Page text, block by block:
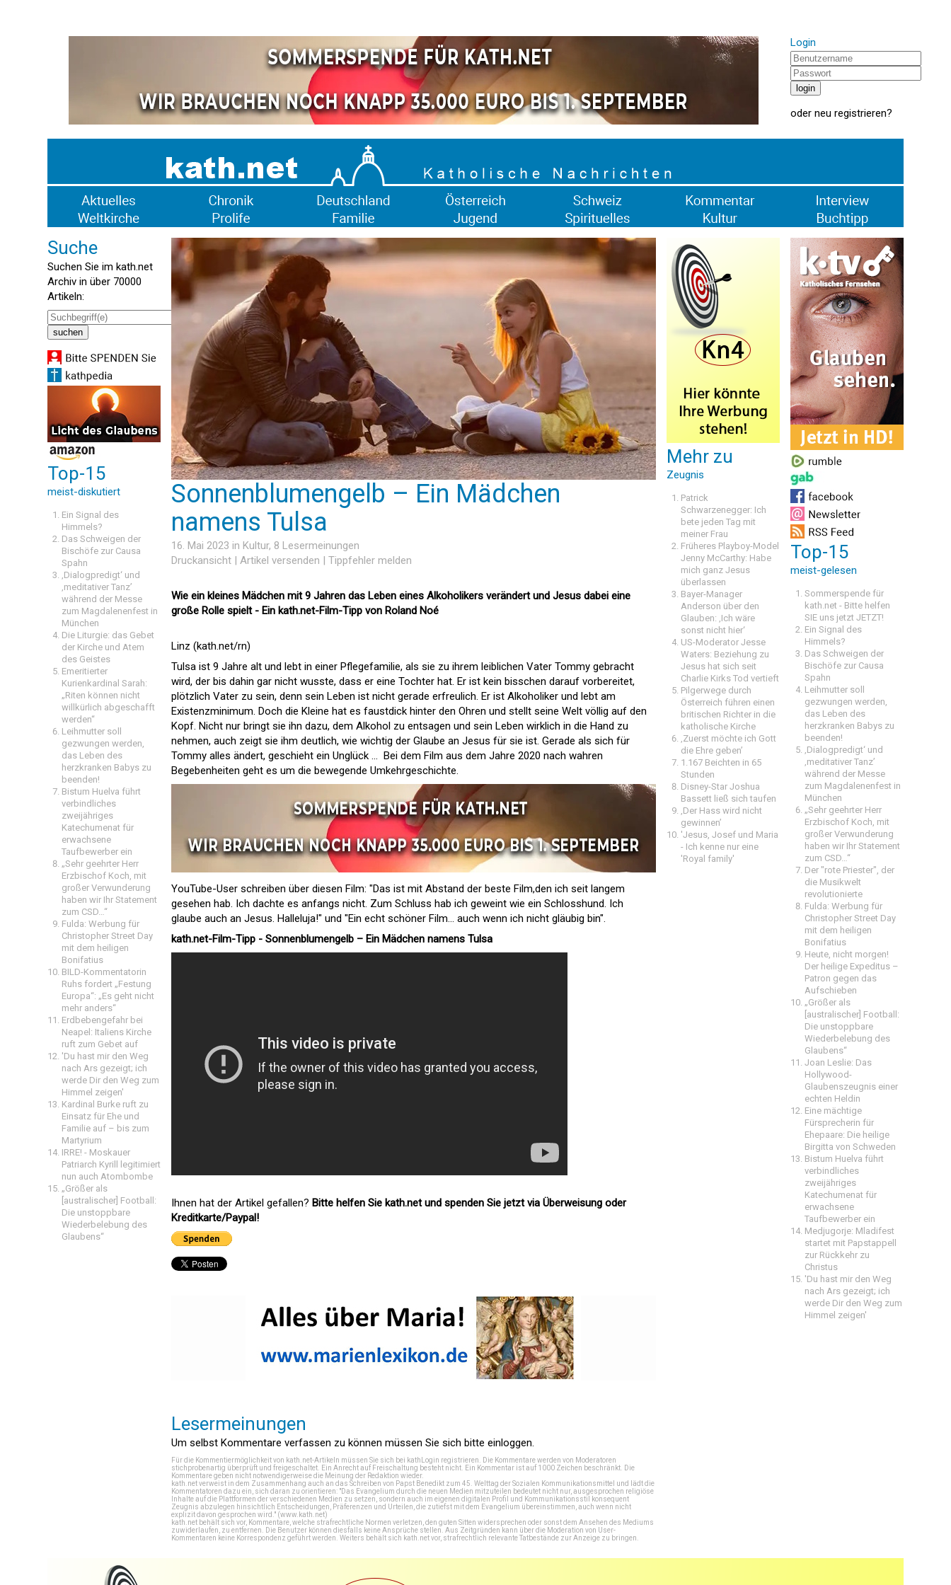
Login
oder neu registrieren?
Suche
Suchen Sie im kath.net
Archiv in über 70000
Artikeln:
Top-15
meist-diskutiert
Ein Signal des
Himmels?
Das Schweigen der
Bischöfe zur Causa
Spahn
‚Dialogpredigt‘ und
‚meditativer Tanz’
während der Messe
zum Magdalenenfest in
München
Die Liturgie: das Gebet
der Kirche und Atem
des Geistes
Emeritierter
Kurienkardinal Sarah:
„Riten können nicht
willkürlich abgeschafft
werden“
Leihmutter soll
gezwungen werden,
das Leben des
herzkranken Babys zu
beenden!
Bistum Huelva führt
verbindliches
zweijähriges
Katechumenat für
erwachsene
Taufbewerber ein
„Sehr geehrter Herr
Erzbischof Koch, mit
großer Verwunderung
haben wir Ihr Statement
zum CSD…“
Fulda: Werbung für
Christopher Street Day
mit dem heiligen
Bonifatius
BILD-Kommentatorin
Ruhs fordert „Festung
Europa“: „Es geht nicht
mehr anders“
Erdbebengefahr bei
Neapel: Italiens Kirche
ruft zum Gebet auf
'Du hast mir den Weg
nach Ars gezeigt; ich
werde Dir den Weg zum
Himmel zeigen'
Kardinal Burke ruft zu
Einsatz für Ehe und
Familie auf – bis zum
Martyrium
IRRE! - Moskauer
Patriarch Kyrill legitimiert
nun auch Atombombe
„Größer als
[australischer] Football:
Die unstoppbare
Wiederbelebung des
Glaubens“
Sonnenblumengelb – Ein Mädchen
namens Tulsa
16. Mai 2023 in Kultur, 8 Lesermeinungen
Druckansicht | Artikel versenden | Tippfehler melden
Wie ein kleines Mädchen mit 9 Jahren das Leben eines Alkoholikers verändert und Jesus dabei eine
große Rolle spielt - Ein kath.net-Film-Tipp von Roland Noé
Linz (kath.net/rn)
Tulsa ist 9 Jahre alt und lebt in einer Pflegefamilie, als sie zu ihrem leiblichen Vater Tommy gebracht
wird, der bis dahin gar nicht wusste, dass er eine Tochter hat. Er ist kein bisschen darauf vorbereitet,
plötzlich Vater zu sein, denn sein Leben ist nicht gerade erfreulich. Er ist Alkoholiker und lebt am
Existenzminimum. Doch die Kleine hat es faustdick hinter den Ohren und stellt seine Welt völlig auf den
Kopf. Nicht nur bringt sie ihn dazu, dem Alkohol zu entsagen und sein Leben wirklich in die Hand zu
nehmen, auch zeigt sie ihm deutlich, wie wichtig der Glaube an Jesus für sie ist. Gerade als sich für
Tommy alles ändert, geschieht ein Unglück ... Bei dem Film aus dem Jahre 2020 nach wahren
Begebenheiten geht es um die bewegende Umkehrgeschichte.
YouTube-User schreiben über diesen Film: "Das ist mit Abstand der beste Film,den ich seit langem
gesehen hab. Ich dachte es anfangs nicht. Zum Schluss hab ich geweint wie ein Schlosshund. Ich
glaube auch an Jesus. Halleluja!" und "Ein echt schöner Film... auch wenn ich nicht gläubig bin".
kath.net-Film-Tipp - Sonnenblumengelb – Ein Mädchen namens Tulsa
Ihnen hat der Artikel gefallen? Bitte helfen Sie kath.net und spenden Sie jetzt via Überweisung oder
Kreditkarte/Paypal!
Lesermeinungen
Um selbst Kommentare verfassen zu können müssen Sie sich bitte einloggen.
Für die Kommentiermöglichkeit von kath.net-Artikeln müssen Sie sich bei kathLogin registrieren . Die Kommentare werden von Moderatoren
stichprobenartig überprüft und freigeschaltet. Ein Anrecht auf Freischaltung besteht nicht. Ein Kommentar ist auf 1000 Zeichen beschränkt. Die
Kommentare geben nicht notwendigerweise die Meinung der Redaktion wieder.
kath.net verweist in dem Zusammenhang auch an das Schreiben von Papst Benedikt zum 45. Welttag der Sozialen Kommunikationsmittel und lädt die
Kommentatoren dazu ein, sich daran zu orientieren: "Das Evangelium durch die neuen Medien mitzuteilen bedeutet nicht nur, ausgesprochen religiöse
Inhalte auf die Plattformen der verschiedenen Medien zu setzen, sondern auch im eigenen digitalen Profil und Kommunikationsstil konsequent
Zeugnis abzulegen hinsichtlich Entscheidungen, Präferenzen und Urteilen, die zutiefst mit dem Evangelium übereinstimmen, auch wenn nicht
explizit davon gesprochen wird." (www.kath.net)
kath.net behält sich vor, Kommentare, welche strafrechtliche Normen verletzen, den guten Sitten widersprechen oder sonst dem Ansehen des Mediums
zuwiderlaufen, zu entfernen. Die Benutzer können diesfalls keine Ansprüche stellen. Aus Zeitgründen kann über die Moderation von User-
Kommentaren keine Korrespondenz geführt werden. Weiters behält sich kath.net vor, strafrechtlich relevante Tatbestände zur Anzeige zu bringen.
Mehr zu
Zeugnis
Patrick
Schwarzenegger: Ich
bete jeden Tag mit
meiner Frau
Früheres Playboy-Model
Jenny McCarthy: Habe
mich ganz Jesus
überlassen
Bayer-Manager
Anderson über den
Glauben: ‚Ich wäre
sonst nicht hier‘
US-Moderator Jesse
Waters: Beziehung zu
Jesus hat sich seit
Charlie Kirks Tod vertieft
Pilgerwege durch
Österreich führen einen
britischen Richter in die
katholische Kirche
‚Zuerst möchte ich Gott
die Ehre geben’
1.167 Beichten in 65
Stunden
Disney-Star Joshua
Bassett ließ sich taufen
‚Der Hass wird nicht
gewinnen’
'Jesus, Josef und Maria
- Ich kenne nur eine
'Royal family'
Top-15
meist-gelesen
Sommerspende für
kath.net - Bitte helfen
SIE uns jetzt JETZT!
Ein Signal des
Himmels?
Das Schweigen der
Bischöfe zur Causa
Spahn
Leihmutter soll
gezwungen werden,
das Leben des
herzkranken Babys zu
beenden!
‚Dialogpredigt‘ und
‚meditativer Tanz’
während der Messe
zum Magdalenenfest in
München
„Sehr geehrter Herr
Erzbischof Koch, mit
großer Verwunderung
haben wir Ihr Statement
zum CSD…“
Der "rote Priester", der
die Musikwelt
revolutionierte
Fulda: Werbung für
Christopher Street Day
mit dem heiligen
Bonifatius
Heute, nicht morgen!
Der heilige Expeditus –
Patron gegen das
Aufschieben
„Größer als
[australischer] Football:
Die unstoppbare
Wiederbelebung des
Glaubens“
Joan Leslie: Das
Hollywood-
Glaubenszeugnis einer
echten Heldin
Eine mächtige
Fürsprecherin für
Ehepaare: Die heilige
Birgitta von Schweden
Bistum Huelva führt
verbindliches
zweijähriges
Katechumenat für
erwachsene
Taufbewerber ein
Medjugorje: Mladifest
startet mit Papstappell
zur Rückkehr zu
Christus
'Du hast mir den Weg
nach Ars gezeigt; ich
werde Dir den Weg zum
Himmel zeigen'